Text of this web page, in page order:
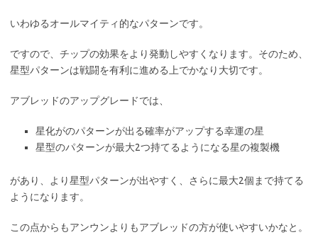
いわゆるオールマイティ的なパターンです。
ですので、チップの効果をより発動しやすくなります。そのため、
星型パターンは戦闘を有利に進める上でかなり大切です。
アブレッドのアップグレードでは、
星化がのパターンが出る確率がアップする幸運の星
星型のパターンが最大2つ持てるようになる星の複製機
があり、より星型パターンが出やすく、さらに最大2個まで持てる
ようになります。
この点からもアンウンよりもアブレッドの方が使いやすいかなと。